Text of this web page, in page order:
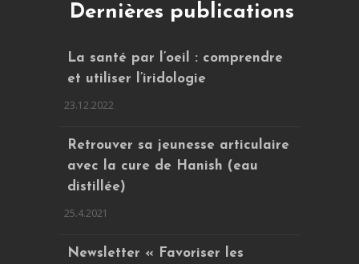
Dernières publications
La santé par l’oeil : comprendre
et utiliser l’iridologie
23.12.2022
Retrouver sa jeunesse articulaire
avec la cure de Hanish (eau
distillée)
25.4.2021
Newsletter « Favoriser les